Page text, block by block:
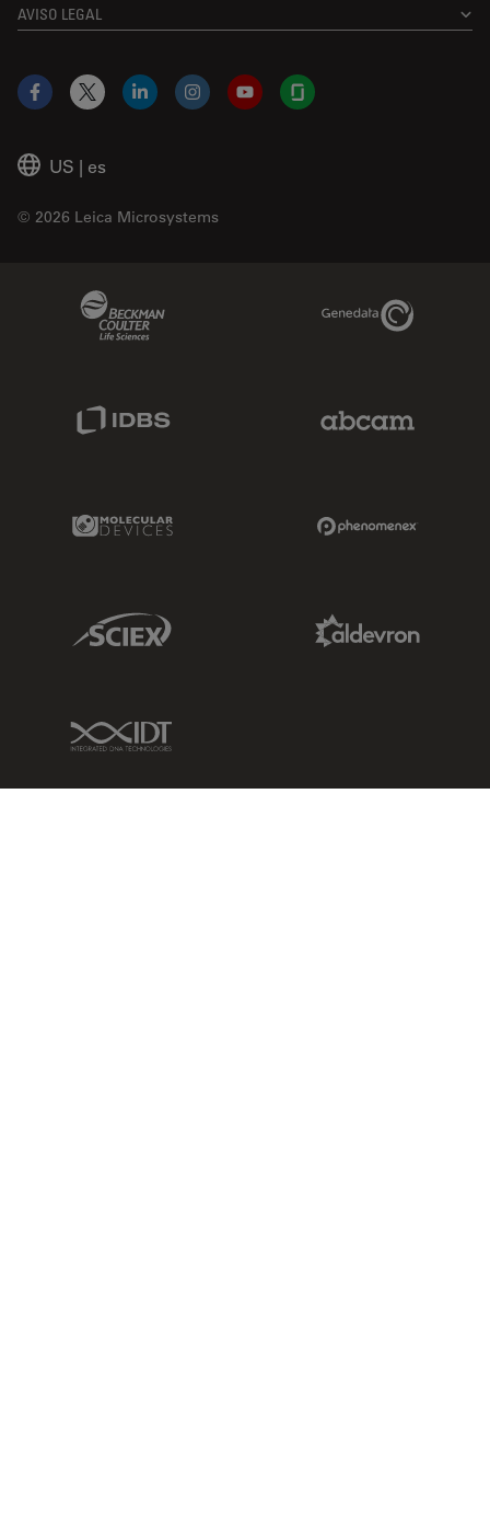
AVISO LEGAL
US | es
© 2026 Leica Microsystems
Facebook
X LinkedInInstagramYouTubeGlassdoor
Genedata Link
Molecular Devices Link
Sciex Link
IDT Link